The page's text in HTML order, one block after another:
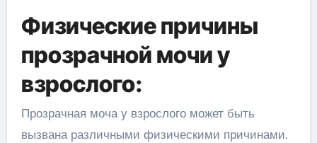
Физические причины
прозрачной мочи у
взрослого:
Прозрачная моча у взрослого может быть
вызвана различными физическими причинами.